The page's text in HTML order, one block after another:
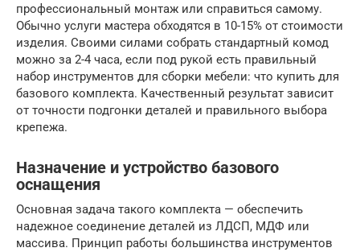
профессиональный монтаж или справиться самому.
Обычно услуги мастера обходятся в 10-15% от стоимости
изделия. Своими силами собрать стандартный комод
можно за 2-4 часа, если под рукой есть правильный
набор инструментов для сборки мебели: что купить для
базового комплекта. Качественный результат зависит
от точности подгонки деталей и правильного выбора
крепежа.
Назначение и устройство базового
оснащения
Основная задача такого комплекта — обеспечить
надежное соединение деталей из ЛДСП, МДФ или
массива. Принцип работы большинства инструментов